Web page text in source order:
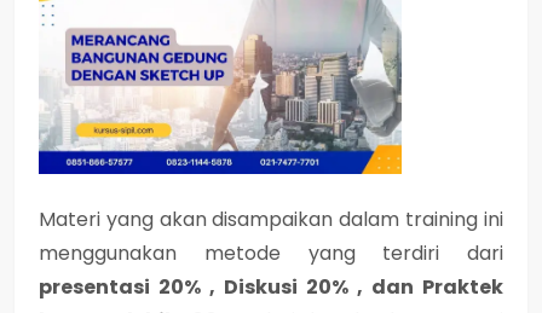
Materi yang akan disampaikan dalam training ini
menggunakan metode yang terdiri dari
presentasi 20% , Diskusi 20% , dan Praktek